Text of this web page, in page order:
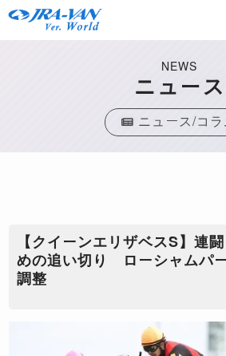
NEWS
ニュース
ニュース/コラ
【クイーンエリザベスS】連
めの追い切り ローシャムパ
調整